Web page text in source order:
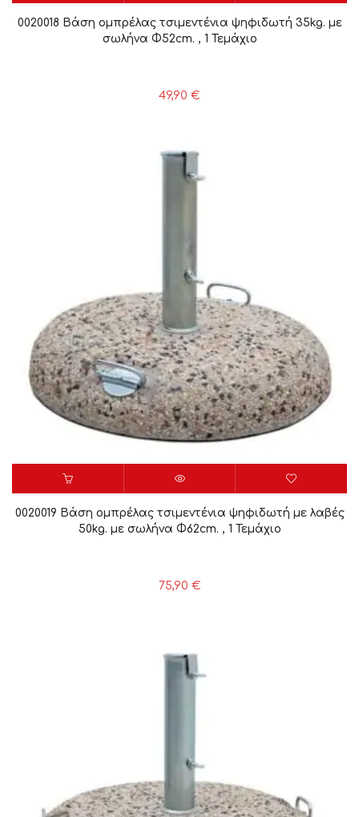
0020018 Βάση ομπρέλας τσιμεντένια ψηφιδωτή 35kg. με
σωλήνα Φ52cm. , 1 Τεμάχιο
49,90 €
0020019 Βάση ομπρέλας τσιμεντένια ψηφιδωτή με λαβές
50kg. με σωλήνα Φ62cm. , 1 Τεμάχιο
75,90 €